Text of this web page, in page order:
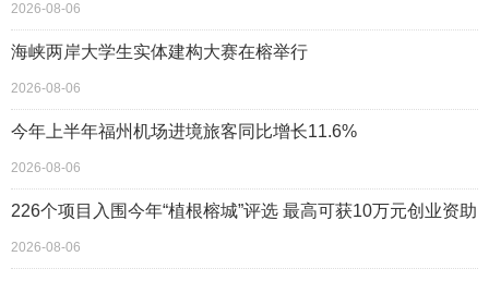
2026-08-06
海峡两岸大学生实体建构大赛在榕举行
2026-08-06
今年上半年福州机场进境旅客同比增长11.6%
2026-08-06
226个项目入围今年“植根榕城”评选 最高可获10万元创业资助
2026-08-06